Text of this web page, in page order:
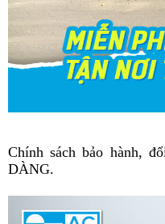
Chính sách bảo hành,
DÀNG.